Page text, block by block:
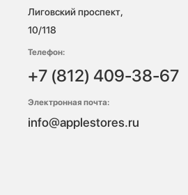
Лиговский проспект,
10/118
Телефон:
+7 (812) 409-38-67
Электронная почта:
info@applestores.ru